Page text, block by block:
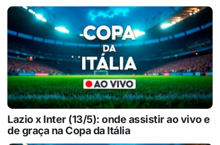
Lazio x Inter (13/5): onde assistir ao vivo e
de graça na Copa da Itália